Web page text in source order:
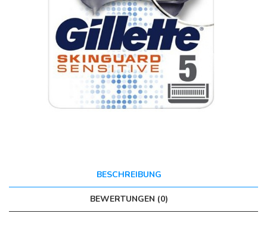
BESCHREIBUNG
BEWERTUNGEN (0)